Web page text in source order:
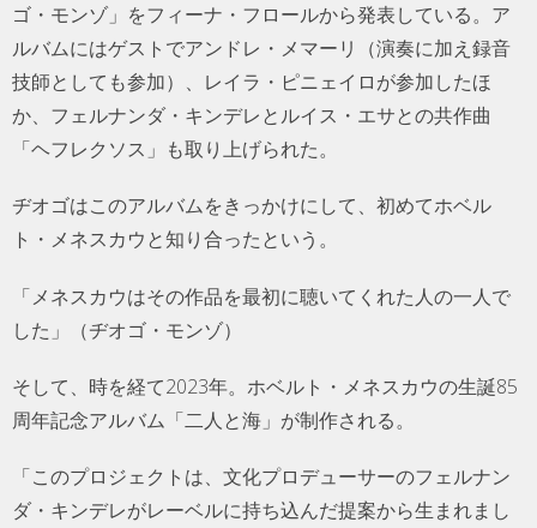
ゴ・モンゾ」をフィーナ・フロールから発表している。ア
ルバムにはゲストでアンドレ・メマーリ（演奏に加え録音
技師としても参加）、レイラ・ピニェイロが参加したほ
か、フェルナンダ・キンデレとルイス・エサとの共作曲
「ヘフレクソス」も取り上げられた。
ヂオゴはこのアルバムをきっかけにして、初めてホベル
ト・メネスカウと知り合ったという。
「メネスカウはその作品を最初に聴いてくれた人の一人で
した」（ヂオゴ・モンゾ）
そして、時を経て2023年。ホベルト・メネスカウの生誕85
周年記念アルバム「二人と海」が制作される。
「このプロジェクトは、文化プロデューサーのフェルナン
ダ・キンデレがレーベルに持ち込んだ提案から生まれまし